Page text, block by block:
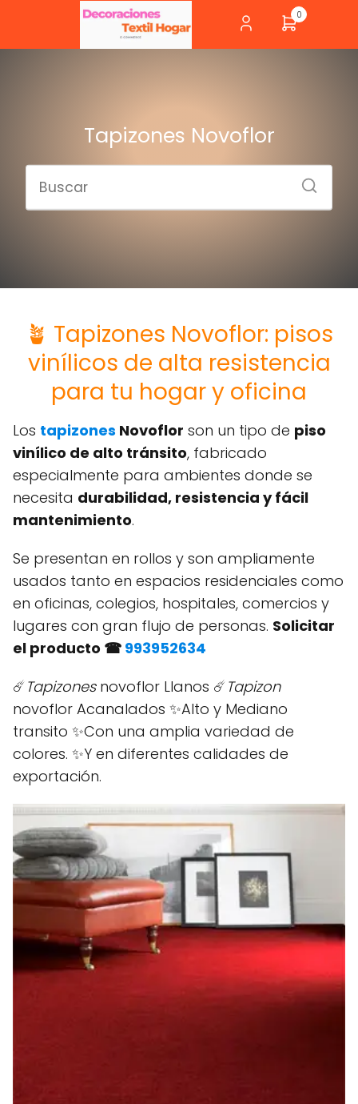
0
Tapizones Novoflor
🪴 Tapizones Novoflor: pisos
vinílicos de alta resistencia
para tu hogar y oficina
Los tapizones Novoflor son un tipo de piso
vinílico de alto tránsito, fabricado
especialmente para ambientes donde se
necesita durabilidad, resistencia y fácil
mantenimiento.
Se presentan en rollos y son ampliamente
usados tanto en espacios residenciales como
en oficinas, colegios, hospitales, comercios y
lugares con gran flujo de personas. Solicitar
el producto ☎ 993952634
☄️Tapizonesnovoflor Llanos ☄️Tapizon
novoflor Acanalados ✨Alto y Mediano
transito ✨Con una amplia variedad de
colores. ✨Y en diferentes calidades de
exportación.